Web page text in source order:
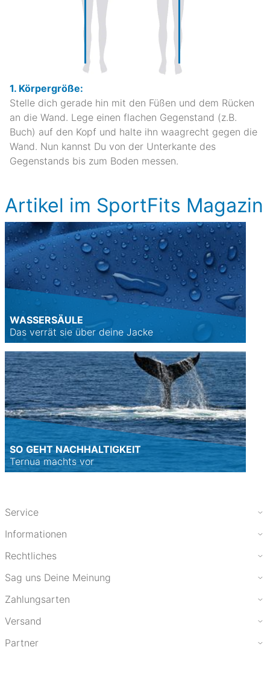
1. Körpergröße:
Stelle dich gerade hin mit den Füßen und dem Rücken
an die Wand. Lege einen flachen Gegenstand (z.B.
Buch) auf den Kopf und halte ihn waagrecht gegen die
Wand. Nun kannst Du von der Unterkante des
Gegenstands bis zum Boden messen.
Artikel im SportFits Magazin
WASSERSÄULE
Das verrät sie über deine Jacke
SO GEHT NACHHALTIGKEIT
Ternua machts vor
Service
Informationen
Rechtliches
Sag uns Deine Meinung
Zahlungsarten
Versand
Partner